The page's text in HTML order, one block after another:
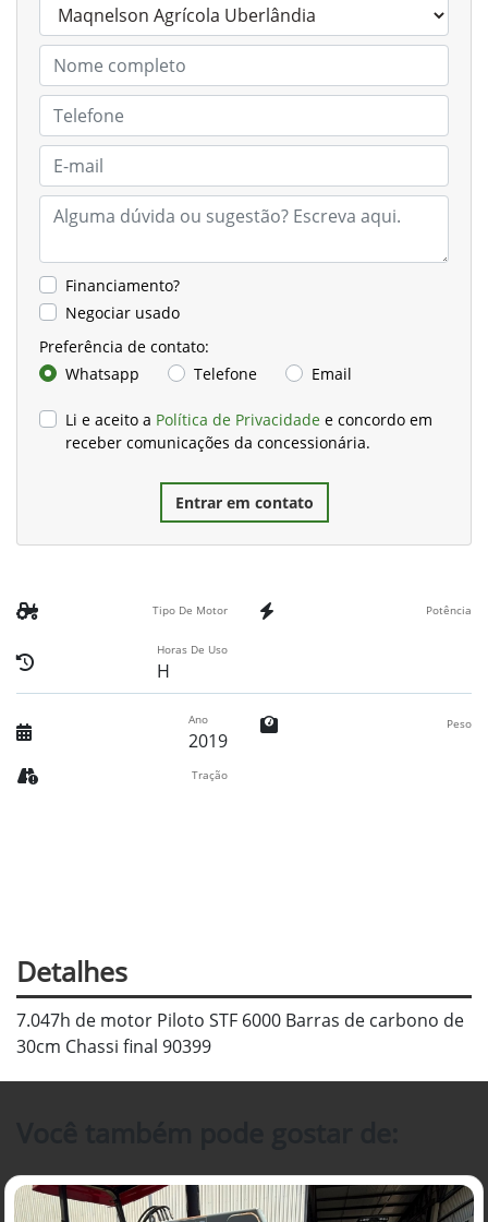
Financiamento?
Negociar usado
Preferência de contato:
Whatsapp
Telefone Email
Li e aceito a Política de Privacidade e concordo em
receber comunicações da concessionária.
Entrar em contato
Tipo De Motor Potência
Horas De Uso
H
Ano
2019
Peso
Tração
Detalhes
7.047h de motor Piloto STF 6000 Barras de carbono de
30cm Chassi final 90399